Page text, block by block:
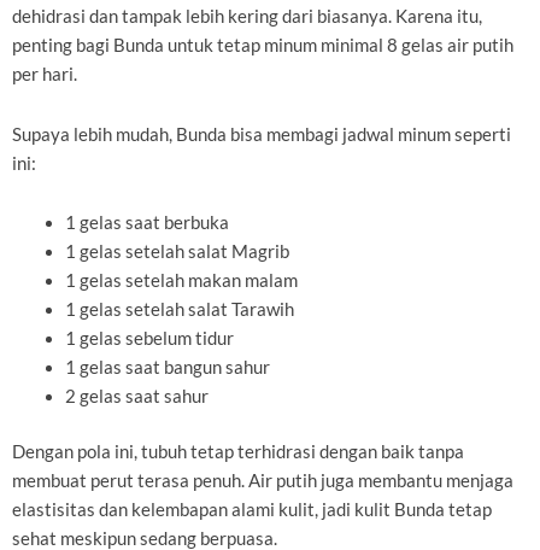
dehidrasi dan tampak lebih kering dari biasanya. Karena itu,
penting bagi Bunda untuk tetap minum minimal 8 gelas air putih
per hari.
Supaya lebih mudah, Bunda bisa membagi jadwal minum seperti
ini:
1 gelas saat berbuka
1 gelas setelah salat Magrib
1 gelas setelah makan malam
1 gelas setelah salat Tarawih
1 gelas sebelum tidur
1 gelas saat bangun sahur
2 gelas saat sahur
Dengan pola ini, tubuh tetap terhidrasi dengan baik tanpa
membuat perut terasa penuh. Air putih juga membantu menjaga
elastisitas dan kelembapan alami kulit, jadi kulit Bunda tetap
sehat meskipun sedang berpuasa.